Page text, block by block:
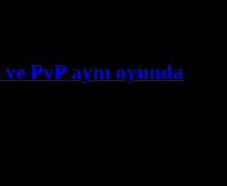
PvP aynı oyunda